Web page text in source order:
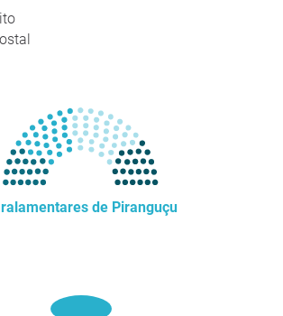
de Piranguçu